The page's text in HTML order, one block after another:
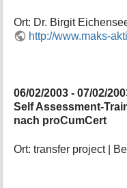
Ort: Dr. Birgit
http://www.maks-
06/02/2003 - 07/02/
Self Assessment-
nach proCumCert
Ort: transfer project |